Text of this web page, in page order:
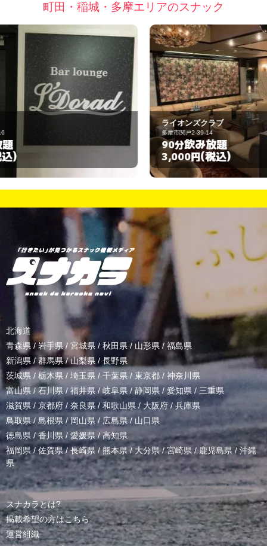
町田・稲城・多摩エリアのスナック
90分飲み放題
町
北海道
青森県 / 岩手県/ 宮城県 / 秋田県 / 山形県/ 福島県
新潟県 /群馬県/山梨県 / 長野県
茨城県 / 栃木県 / 埼玉県 / 千葉県 / 東京都 / 神奈川県
富山県 /石川県/福井県/岐阜県 / 静岡県 / 愛知県 / 三重県
滋賀県 / 京都府 / 奈良県 / 和歌山県/ 大阪府 /兵庫県
鳥取県/ 島根県 /岡山県/ 広島県 / 山口県
徳島県 /香川県 / 愛媛県/高知県
福岡県/佐賀県/長崎県 /熊本県/ 大分県/宮崎県 /鹿児島県 / 沖縄
県
スナカラとは?
掲載希望の方はこちら
運営組織